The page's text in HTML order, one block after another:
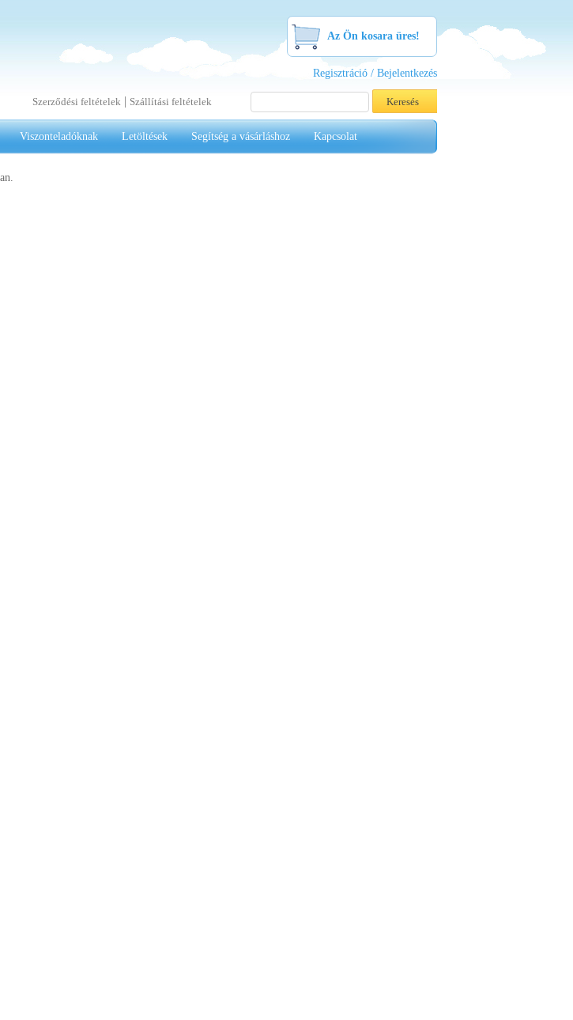
Az Ön kosara üres!
Regisztráció / Bejelentkezés
Szerződési feltételek | Szállítási feltételek
Viszonteladóknak Letöltések Segítség a vásárláshoz Kapcsolat